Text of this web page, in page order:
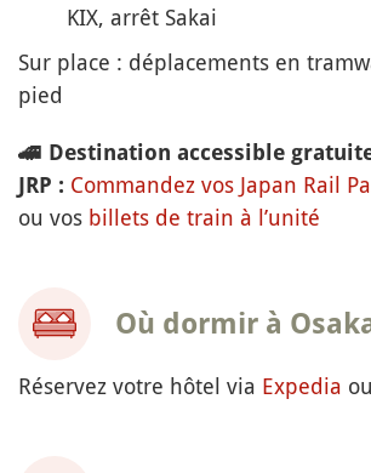
KIX, arrêt Sakai
Sur place : déplacements en
pied
🚄 Destination accessible
JRP : Commandez vos Japan Rail
ou vos billets de train à l’unité
Où dormir à
Réservez votre hôtel via Expedia ou